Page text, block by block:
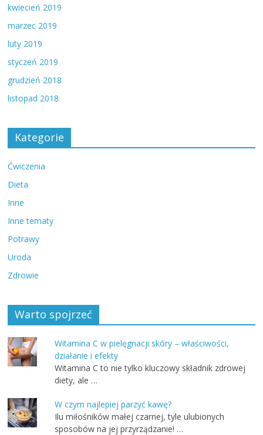
kwiecień 2019
marzec 2019
luty 2019
styczeń 2019
grudzień 2018
listopad 2018
Kategorie
Ćwiczenia
Dieta
Inne
Inne tematy
Potrawy
Uroda
Zdrowie
Warto spojrzeć
Witamina C w pielęgnacji skóry – właściwości,
działanie i efekty
Witamina C to nie tylko kluczowy składnik zdrowej
diety, ale …
W czym najlepiej parzyć kawę?
Ilu miłośników małej czarnej, tyle ulubionych
sposobów na jej przyrządzanie! …